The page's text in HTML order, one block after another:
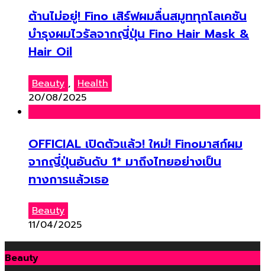
ต้านไม่อยู่! Fino เสิร์ฟผมลื่นสมูททุกโลเคชัน
บำรุงผมไวรัลจากญี่ปุ่น Fino Hair Mask &
Hair Oil
Beauty , Health
20/08/2025
OFFICIAL เปิดตัวแล้ว! ใหม่! Finoมาสก์ผม
จากญี่ปุ่นอันดับ 1* มาถึงไทยอย่างเป็น
ทางการแล้วเธอ
Beauty
11/04/2025
Beauty